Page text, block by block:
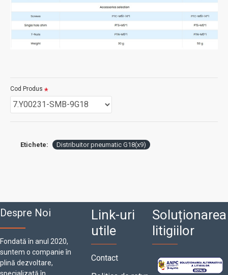
Cod Produs
Etichete: Distribuitor pneumatic G18(x9)
Despre Noi
Fondată în anul 2020,
suntem o companie în
plină dezvoltare,
Link-uri
utile
Contact
Soluționarea
litigiilor